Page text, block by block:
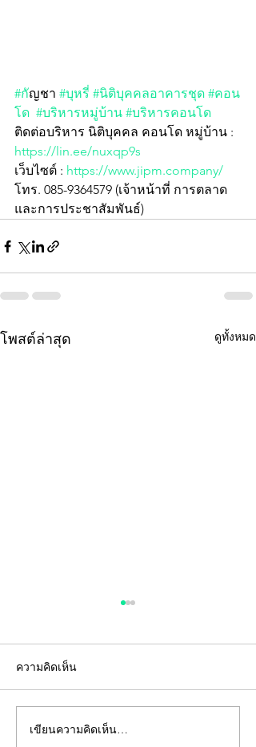
#กัญชา #บุหรี่ #นิติบุคคลอาคารชุด #คอน
โด #บริหารหมู่บ้าน #บริหารคอนโด
ติดต่อบริหาร นิติบุคคล คอนโด หมู่บ้าน :
https://lin.ee/nuxqp9s
เว็บไซต์ : https://www.jipm.company/
โทร. 085-9364579 (เจ้าหน้าที่ การตลาด
และการประชาสัมพันธ์)
โพสต์ล่าสุด ดูทั้งหมด
"คีย์การ์ด" ไม่ใช่แค่แผ่น
ความคิดเห็น
เขียนความคิดเห็น…